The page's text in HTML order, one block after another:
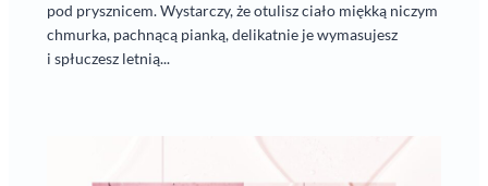
pod prysznicem. Wystarczy, że otulisz ciało miękką niczym
chmurka, pachnącą pianką, delikatnie je wymasujesz
i spłuczesz letnią...